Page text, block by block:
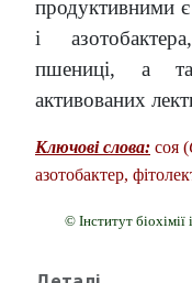
продуктивними є
і
пшениці, а
активованих
Ключові слова: соя (
азотобактер,
© Інститут